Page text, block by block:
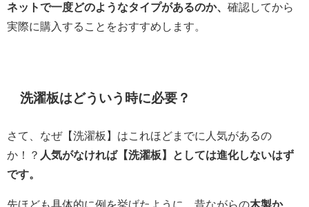
ネットで一度どのようなタイプがあるのか、 確認してから
実際に購入することをおすすめします。
洗濯板はどういう時に必要？
さて、なぜ【洗濯板】はこれほどまでに人気があるの
か！？ 人気がなければ【洗濯板】としては進化しないはず
です。
先ほども具体的に例を挙げたように、昔ながらの木製か